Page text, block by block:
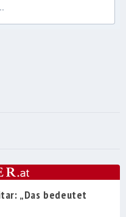
„Das bedeutet